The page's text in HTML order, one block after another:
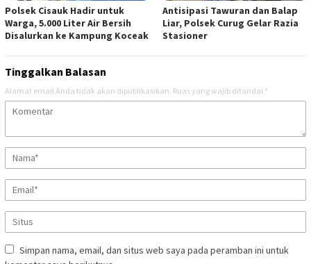
Polsek Cisauk Hadir untuk
Warga, 5.000 Liter Air Bersih
Disalurkan ke Kampung Koceak
Antisipasi Tawuran dan Balap
Liar, Polsek Curug Gelar Razia
Stasioner
Tinggalkan Balasan
Alamat email Anda tidak akan dipublikasikan. Ruas yang wajib ditandai *
Simpan nama, email, dan situs web saya pada peramban ini untuk